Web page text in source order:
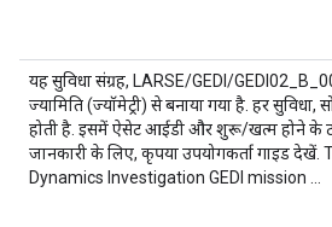
यह सुविधा संग्रह, LARSE/GEDI/
ज्यामिति (ज्यॉमेट्री) से बनाया गया है. हर सुविधा,
होती है. इसमें ऐसेट आईडी और शुरू/खत्म होने के
जानकारी के लिए, कृपया उपयोगकर्ता गाइड
Dynamics Investigation GEDI mission …